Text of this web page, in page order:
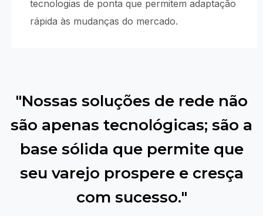
tecnologias de ponta que permitem adaptação
rápida às mudanças do mercado.
"Nossas soluções de rede não
são apenas tecnológicas; são a
base sólida que permite que
seu varejo prospere e cresça
com sucesso."